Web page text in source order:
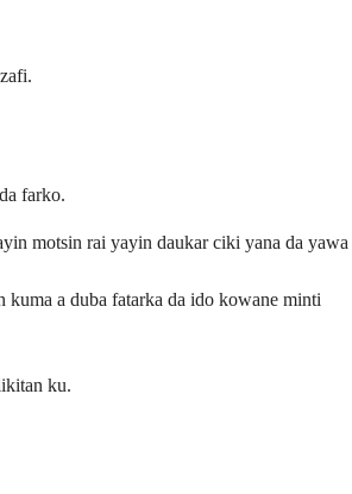
farko.
motsin rai yayin daukar ciki yana da yawa
a duba fatarka da ido kowane minti
ku.